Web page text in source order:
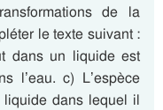
de la
le texte suivant :
dans un liquide est
c) L’espèce
dans lequel il